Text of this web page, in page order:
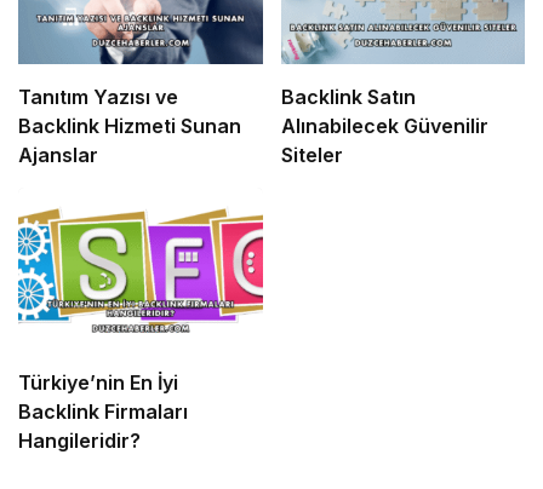
Tanıtım Yazısı ve
Backlink Hizmeti Sunan
Ajanslar
Backlink Satın
Alınabilecek Güvenilir
Siteler
Türkiye’nin En İyi
Backlink Firmaları
Hangileridir?